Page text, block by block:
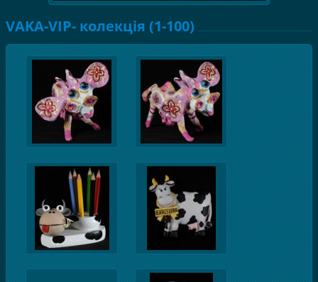
VAKA-VIP- колекція (1-100)